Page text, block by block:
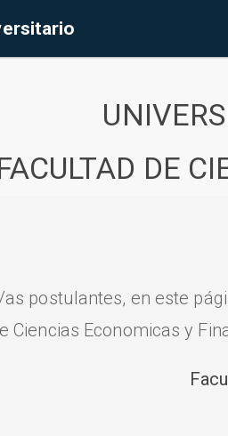
DE
postulantes, en este
Ciencias Economicas y